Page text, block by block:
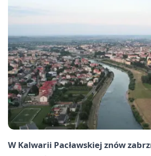
W Kalwarii Pacławskiej znów